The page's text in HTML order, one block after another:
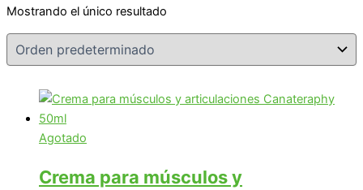
Mostrando el único resultado
Agotado
Crema para músculos y